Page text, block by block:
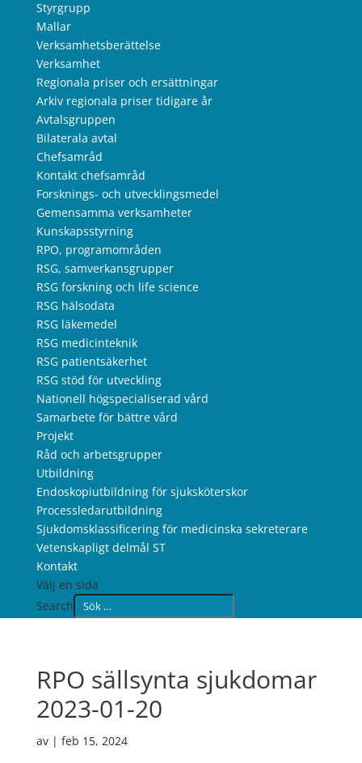
Styrgrupp
Mallar
Verksamhetsberättelse
Verksamhet
Regionala priser och ersättningar
Arkiv regionala priser tidigare år
Avtalsgruppen
Bilaterala avtal
Chefsamråd
Kontakt chefsamråd
Forsknings- och utvecklingsmedel
Gemensamma verksamheter
Kunskapsstyrning
RPO, programområden
RSG, samverkansgrupper
RSG forskning och life science
RSG hälsodata
RSG läkemedel
RSG medicinteknik
RSG patientsäkerhet
RSG stöd för utveckling
Nationell högspecialiserad vård
Samarbete för bättre vård
Projekt
Råd och arbetsgrupper
Utbildning
Endoskopiutbildning för sjuksköterskor
Processledarutbildning
Sjukdomsklassificering för medicinska sekreterare
Vetenskapligt delmål ST
Kontakt
Välj en sida
Search
RPO sällsynta sjukdomar
2023-01-20
av | feb 15, 2024